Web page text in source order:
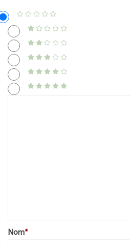
Nom*